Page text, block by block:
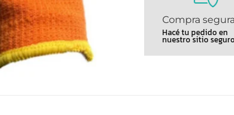
Compra segura
Hacé tu pedido en
nuestro sitio seguro